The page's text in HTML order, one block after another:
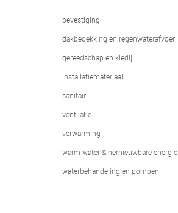
bevestiging
dakbedekking en regenwaterafvoer
gereedschap en kledij
installatiemateriaal
sanitair
ventilatie
verwarming
warm water & hernieuwbare energie
waterbehandeling en pompen